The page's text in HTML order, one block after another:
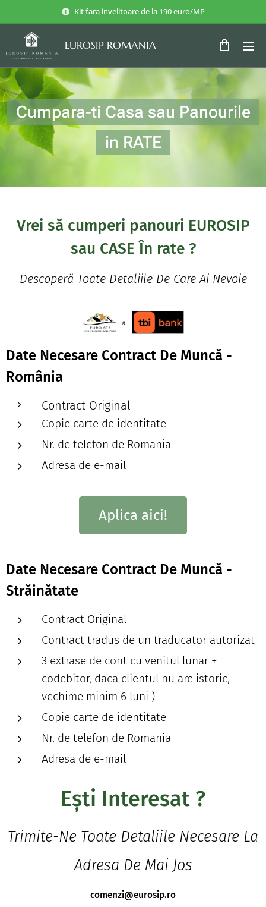
Kit fara invelitoare de la 190 euro/MP
EUROSIP ROMANIA
Cumpara-ti Casa sau Panourile
in RATE
Vrei să cumperi panouri EUROSIP
sau CASE În rate ?
Descoperă Toate Detaliile De Care Ai Nevoie
Date Necesare Contract De Muncă -
România
Contract Original
Copie carte de identitate
Nr. de telefon de Romania
Adresa de e-mail
Aplica aici!
Date Necesare Contract De Muncă -
Străinătate
Contract Original
Contract tradus de un traducator autorizat
3 extrase de cont cu venitul lunar +
codebitor, daca clientul nu are istoric,
vechime minim 6 luni )
Copie carte de identitate
Nr. de telefon de Romania
Adresa de e-mail
Ești Interesat ?
Trimite-Ne Toate Detaliile Necesare La
Adresa De Mai Jos
comenzi@eurosip.ro